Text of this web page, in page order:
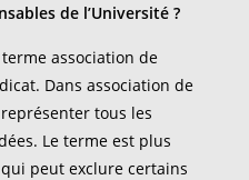
de l’Université ?
association de
Dans association de
tous les
Le terme est plus
peut exclure certains